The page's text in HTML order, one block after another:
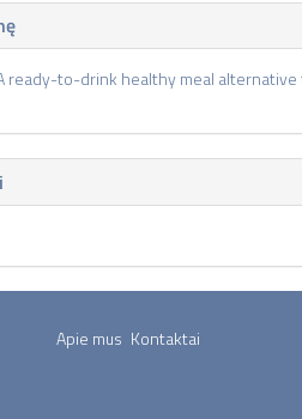
ready-to-drink healthy meal
Apie mus Kontaktai